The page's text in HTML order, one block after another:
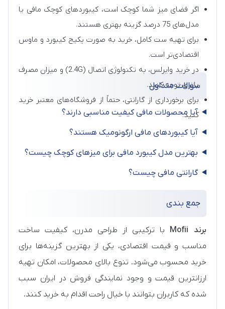
اگر فضای میز شما کوچک است، کیبوردهای کوچک مافی یا
مدل‌های 75 درصد گزینه بهتری هستند.
برای تهیه ست کامل، خرید به‌ صورت پکیج کیبورد و ماوس
اقتصادی‌تر است.
در خرید وایرلس، به تکنولوژی اتصال (2.4G) و میزان مصرف
باتری توجه کنید.
برای برخورداری از گارانتی، حتماً از فروشگاه‌های معتبر خرید
کنید.
سوالات متداول
آیا محصولات مافی کیفیت مناسبی دارند؟
آیا کیبوردهای مافی ارگونومیک هستند؟
بهترین مدل کیبورد مافی برای میزهای کوچک چیست؟
گارانتی مافی چیست؟
جمع‌ بندی
برند Mofii
با ترکیبی از طراحی مدرن، کیفیت ساخت
مناسب و قیمت اقتصادی، یکی از بهترین گزینه‌ها برای
خرید محسوب می‌شود. تنوع بالای محصولات، امکان تهیه
ارزانترین قیمت و وجود نمایندگی فروش در ایران سبب
شده که کاربران بتوانند با خیال راحت اقدام به خرید کنند.